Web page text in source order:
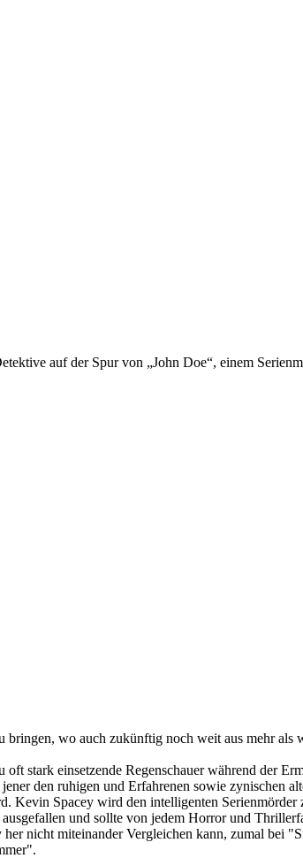
auf der Spur von „John Doe“, einem
wo auch zukünftig noch weit aus mehr als
stark einsetzende Regenschauer während der
den ruhigen und Erfahrenen sowie zynischen
Kevin Spacey wird den intelligenten
und sollte von jedem Horror und
nicht miteinander Vergleichen kann, zumal bei